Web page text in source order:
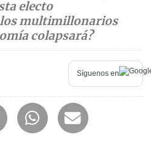
electo
multimillonarios
colapsará?
Síguenos en